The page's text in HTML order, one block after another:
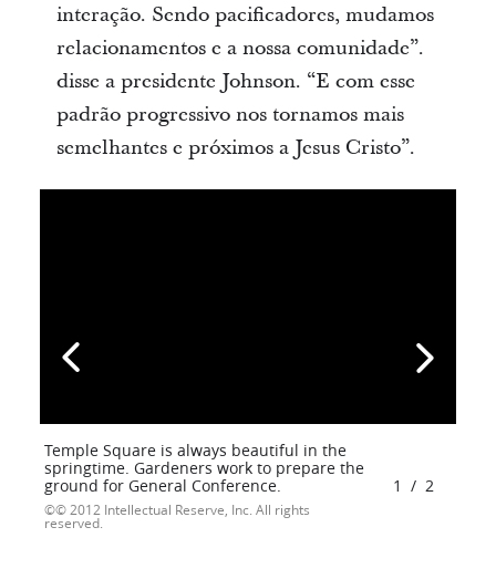
interação. Sendo pacificadores, mudamos
relacionamentos e a nossa comunidade”.
disse a presidente Johnson. “E com esse
padrão progressivo nos tornamos mais
semelhantes e próximos a Jesus Cristo”.
Temple Square is always beautiful in the
springtime. Gardeners work to prepare the
ground for General Conference.
© 2012 Intellectual Reserve, Inc. All rights
reserved.
1 / 2